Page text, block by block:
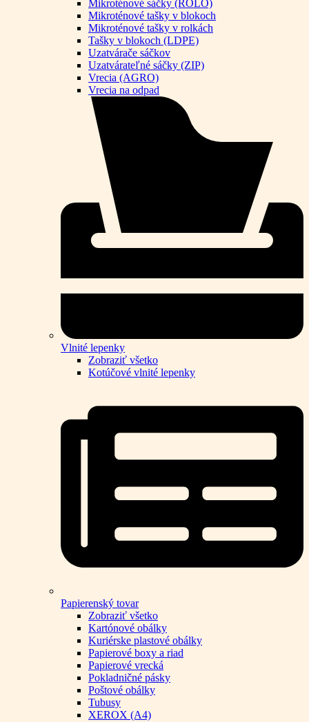
Mikroténové sáčky (ROLO)
Mikroténové tašky v blokoch
Mikroténové tašky v rolkách
Tašky v blokoch (LDPE)
Uzatvárače sáčkov
Uzatvárateľné sáčky (ZIP)
Vrecia (AGRO)
Vrecia na odpad
Vlnité lepenky
Zobraziť všetko
Kotúčové vlnité lepenky
Papierenský tovar
Zobraziť všetko
Kartónové obálky
Kuriérske plastové obálky
Papierové boxy a riad
Papierové vrecká
Pokladničné pásky
Poštové obálky
Tubusy
XEROX (A4)